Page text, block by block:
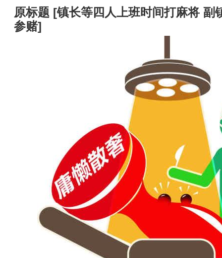
原标题 [镇长等四人上班时间打麻将 副
参赌]